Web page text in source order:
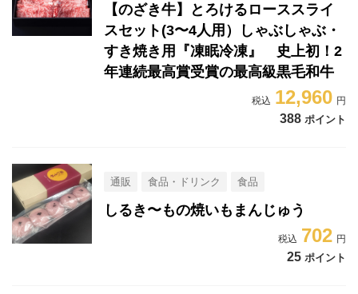
【のざき牛】とろけるローススライ
スセット(3〜4人用）しゃぶしゃぶ・
すき焼き用『凍眠冷凍』 史上初！2
年連続最高賞受賞の最高級黒毛和牛
12,960
388 ポイント
通販 食品・ドリンク 食品
しるき〜もの焼いもまんじゅう
702
25 ポイント